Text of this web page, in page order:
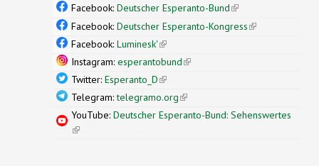
Facebook: Deutscher Esperanto-Bund(link is
external)
Facebook: Deutscher Esperanto-Kongress(link is
Facebook: Luminesk'(link is external)
Instagram: esperantobund(link is external)
Twitter: Esperanto_D(link is external)
Telegram:telegramo.org(link is external)
YouTube: Deutscher Esperanto-Bund: Sehenswertes
(link is external)